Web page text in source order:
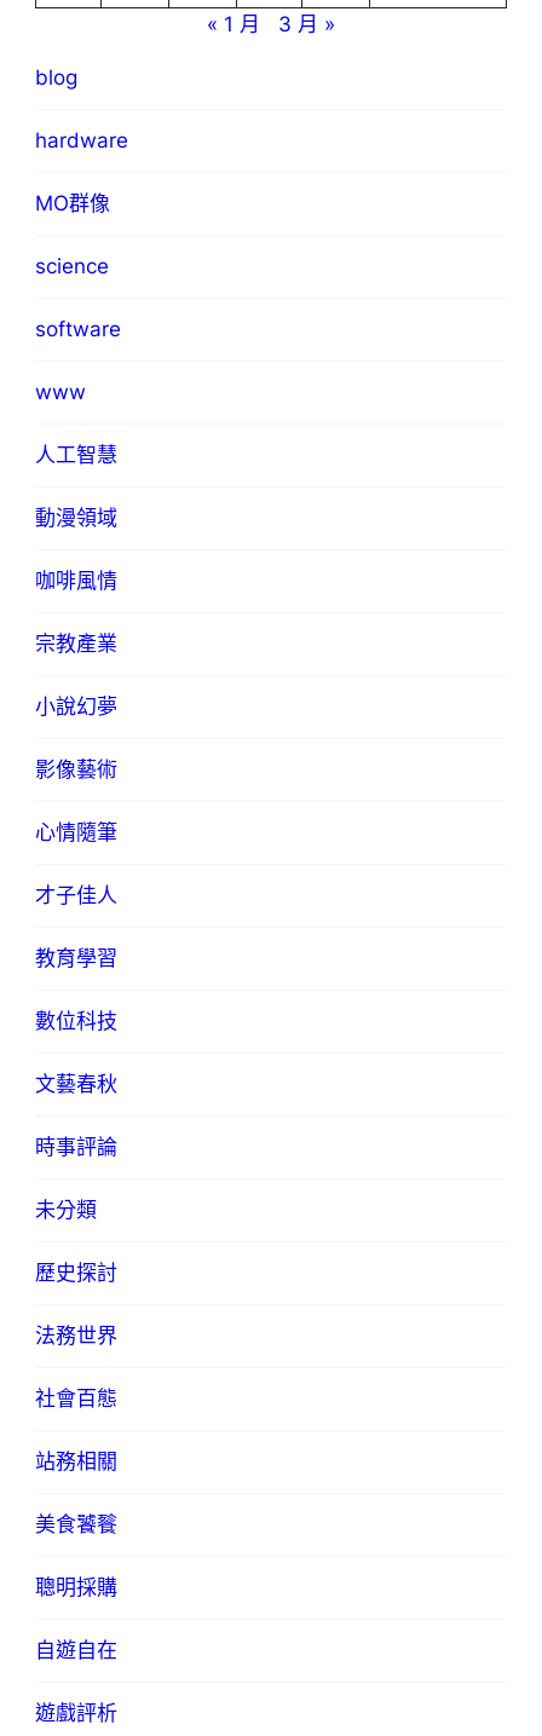
« 1 月
3 月 »
blog
hardware
MO群像
science
software
www
人工智慧
動漫領域
咖啡風情
宗教產業
小說幻夢
影像藝術
心情隨筆
才子佳人
教育學習
數位科技
文藝春秋
時事評論
未分類
歷史探討
法務世界
社會百態
站務相關
美食饕餮
聰明採購
自遊自在
遊戲評析